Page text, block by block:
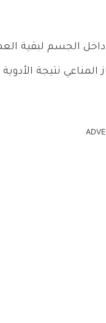
الجسم لبقية
نتيجة الأدوية